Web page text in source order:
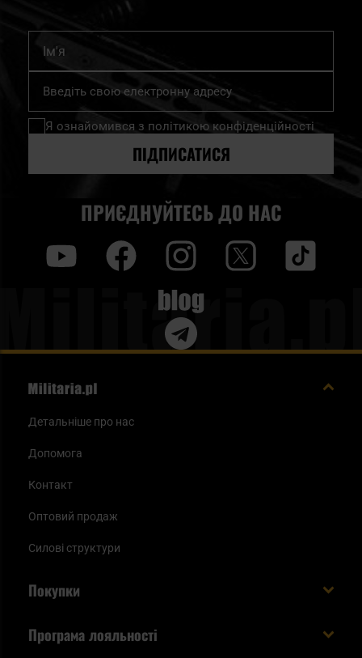
Підпишіться
нашу
розсилку
Я ознайомився з політикою конфіденційності
ПІДПИСАТИСЯ
ПРИЄДНУЙТЕСЬ ДО НАС
Blog
Детальніше про нас
Допомога
Контакт
Оптовий продаж
Силові структури
Покупки
Програма лояльності